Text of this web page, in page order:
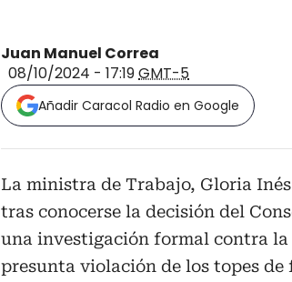
Juan Manuel Correa
08/10/2024 - 17:19GMT-5
Añadir Caracol Radio en Google
La ministra de Trabajo, Gloria
tras conocerse la decisión del
una investigación formal contra la
presunta violación de los topes